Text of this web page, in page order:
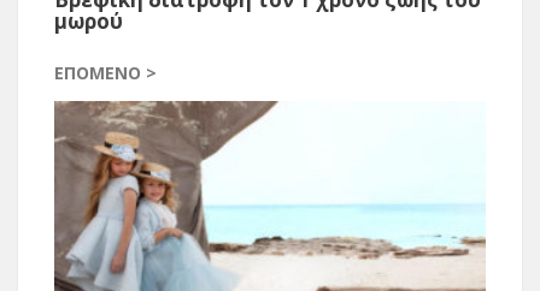
μωρού
ΕΠΌΜΕΝΟ >